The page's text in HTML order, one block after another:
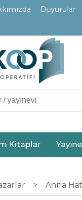
Duyurular
Kitaplar
> Anna